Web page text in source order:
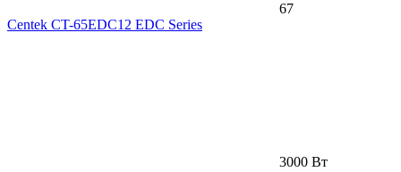
67
Centek CT-65EDC12 EDC Series
3000 Вт